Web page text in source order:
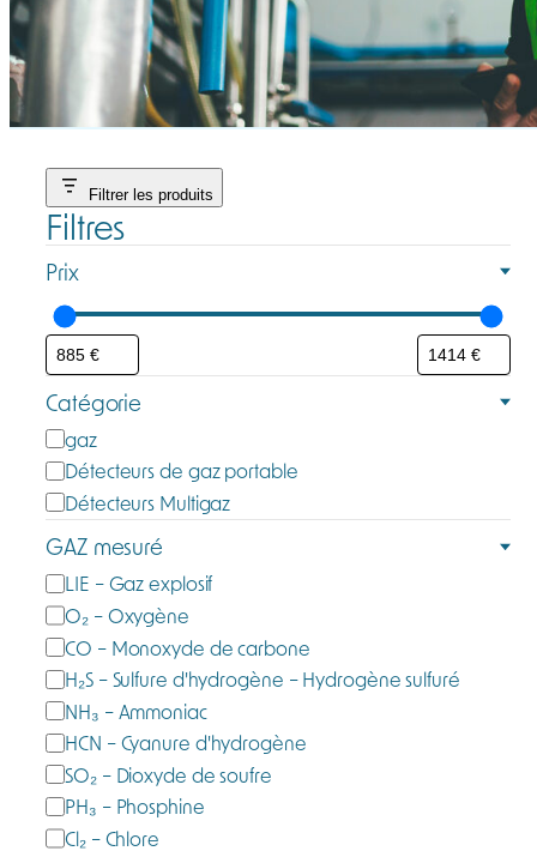
Filtrer les produits
Filtres
Prix
Catégorie
C
a
t
é
g
o
i
e
gaz
Détecteurs de gaz portable
Détecteurs Multigaz
GAZ mesuré
G
a
z
m
e
s
u
r
é
LIE – Gaz explosif
O₂ – Oxygène
CO – Monoxyde de carbone
H₂S – Sulfure d'hydrogène – Hydrogène sulfuré
NH₃ – Ammoniac
HCN – Cyanure d'hydrogène
SO₂ – Dioxyde de soufre
PH₃ – Phosphine
Cl₂ – Chlore